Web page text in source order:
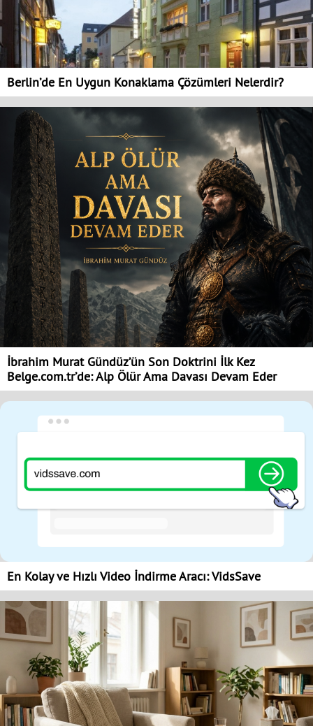
Berlin’de En Uygun Konaklama Çözümleri Nelerdir?
İbrahim Murat Gündüz’ün Son Doktrini İlk Kez
Belge.com.tr’de: Alp Ölür Ama Davası Devam Eder
En Kolay ve Hızlı Video İndirme Aracı: VidsSave